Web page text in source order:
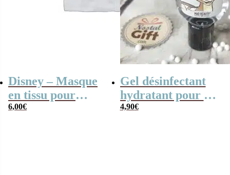
Disney – Masque
en tissu pour
visage – Princesse
6,00€
Gel désinfectant
hydratant pour les
mains – Bambi
4,90€